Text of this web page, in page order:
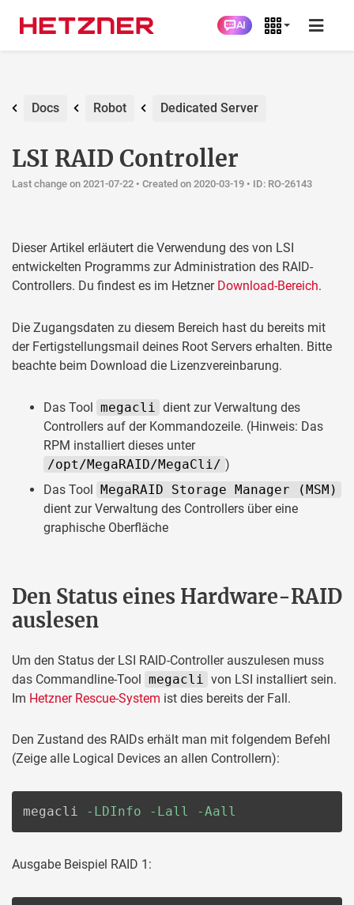
AI
Docs Robot Dedicated Server
LSI RAID Controller
Geändert am 22.07.2021 •Erstellt am 19.03.2020• ID: RO-26143
Dieser Artikel erläutert die Verwendung des von LSI
entwickelten Programms zur Administration des RAID-
Controllers. Du findest es im Hetzner Download-Bereich.
Die Zugangsdaten zu diesem Bereich hast du bereits mit
der Fertigstellungsmail deines Root Servers erhalten. Bitte
beachte beim Download die Lizenzvereinbarung.
Das Tool megacli
dient zur Verwaltung des
Controllers auf der Kommandozeile. (Hinweis: Das
RPM installiert dieses unter
/opt/MegaRAID/MegaCli/ )
Das Tool MegaRAID Storage Manager (MSM)
dient zur Verwaltung des Controllers über eine
graphische Oberfläche
Den Status eines Hardware-RAID
auslesen
Um den Status der LSI RAID-Controller auszulesen muss
das Commandline-Tool megacli
von LSI installiert sein.
Im Hetzner Rescue-System ist dies bereits der Fall.
Den Zustand des RAIDs erhält man mit folgendem Befehl
(Zeige alle Logical Devices an allen Controllern):
megacli -LDInfo -Lall -Aall
Ausgabe Beispiel RAID 1: